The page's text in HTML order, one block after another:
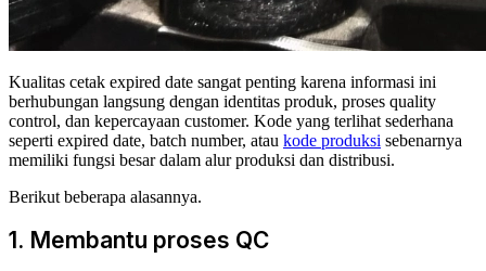
Kualitas cetak expired date sangat penting karena informasi ini
berhubungan langsung dengan identitas produk, proses quality
control, dan kepercayaan customer. Kode yang terlihat sederhana
seperti expired date, batch number, atau kode produksi sebenarnya
memiliki fungsi besar dalam alur produksi dan distribusi.
Berikut beberapa alasannya.
1. Membantu proses QC